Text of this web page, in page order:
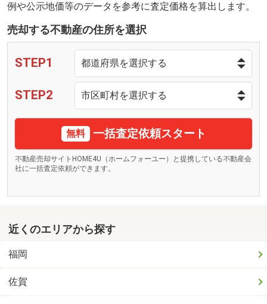
例や公示地価等のデータを参考に査定価格を算出します。
売却する不動産の住所を選択
STEP1
STEP2
無料 一括査定依頼スタート
不動産売却サイトHOME4U（ホームフォーユー）と提携している不動産会
社に一括査定依頼ができます。
近くのエリアから探す
福岡
佐賀